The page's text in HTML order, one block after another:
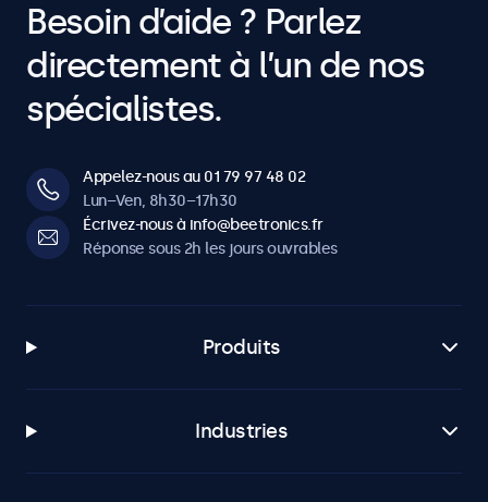
Besoin d’aide ? Parlez
directement à l’un de nos
spécialistes.
Appelez-nous au 01 79 97 48 02
Lun–Ven, 8h30–17h30
Écrivez-nous à info@beetronics.fr
Réponse sous 2h les jours ouvrables
Produits
Industries